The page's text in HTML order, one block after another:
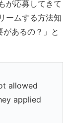
が応募してきて
ームする方法知
あるの？」と
allowed
applied